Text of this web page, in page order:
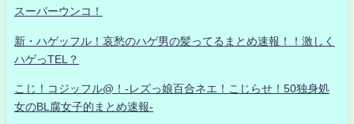
スーパーウンコ！
新・ハゲッフル！哀愁のハゲ男の髪ってるまとめ速報！！激しく
ハゲっTEL？
こじ！コジッフル@！-レズっ娘百合ネエ！こじらせ！50独身処
女のBL腐女子的まとめ速報-